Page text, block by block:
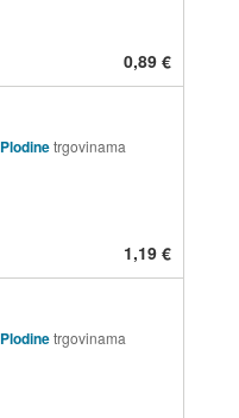
0,89 €
Plodinetrgovinama
1,19 €
Plodinetrgovinama